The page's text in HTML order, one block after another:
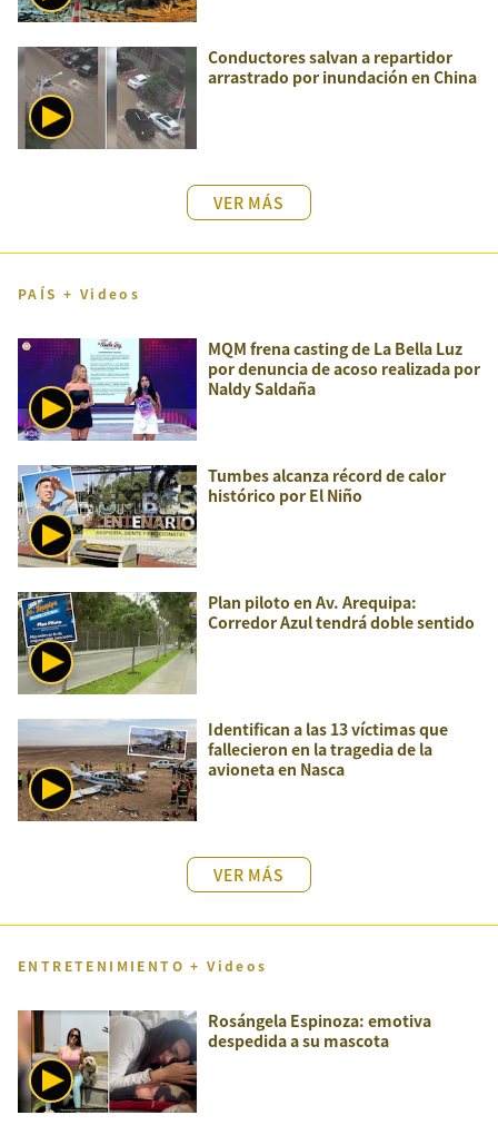
Conductores salvan a repartidor
arrastrado por inundación en China
VER MÁS
PAÍS + Videos
MQM frena casting de La Bella Luz
por denuncia de acoso realizada por
Naldy Saldaña
Tumbes alcanza récord de calor
histórico por El Niño
Plan piloto en Av. Arequipa:
Corredor Azul tendrá doble sentido
Identifican a las 13 víctimas que
fallecieron en la tragedia de la
avioneta en Nasca
VER MÁS
ENTRETENIMIENTO + Videos
Rosángela Espinoza: emotiva
despedida a su mascota